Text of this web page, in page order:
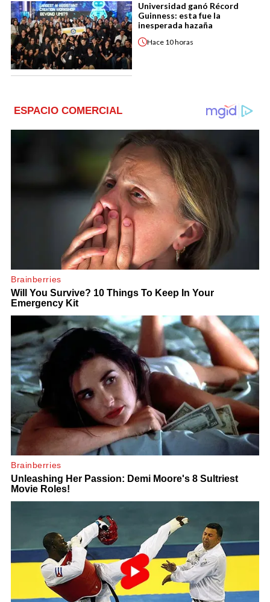
Universidad ganó Récord
Guinness: esta fue la
inesperada hazaña
Hace 10 horas